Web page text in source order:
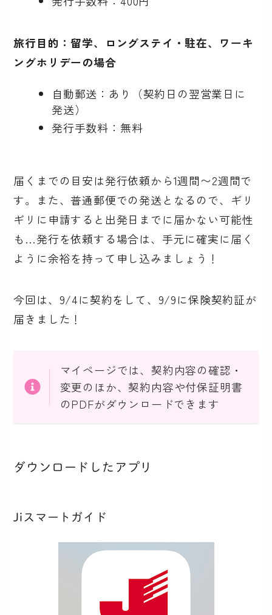
旅行目的：留学、ロングステイ・駐在、ワーキ
ングホリデーの場合
自動郵送：あり（契約日の翌営業日に
発送）
発行手数料：無料
届くまでの目安は発行依頼から1週間〜2週間で
す。また、普通郵便での発送となるので、ギリ
ギリに申請すると出発日までに届かない可能性
も…発行を依頼する場合は、手元に確実に届く
ように余裕を持って申し込みましょう！
今回は、9/4に契約をして、9/9に保険契約証が
届きました！
マイページでは、契約内容の確認・
変更のほか、契約内容や付保証明書
のPDFがダウンロードできます
ダウンロードしたアプリ
Jiスマートガイド